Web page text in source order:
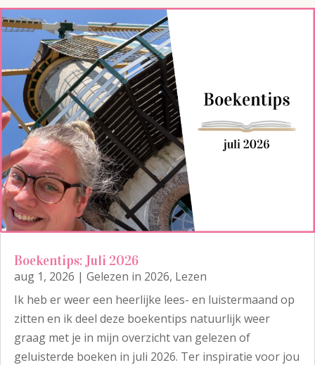
Boekentips: Juli 2026
aug 1, 2026 | Gelezen in 2026, Lezen
Ik heb er weer een heerlijke lees- en luistermaand op
zitten en ik deel deze boekentips natuurlijk weer
graag met je in mijn overzicht van gelezen of
geluisterde boeken in juli 2026. Ter inspiratie voor jou